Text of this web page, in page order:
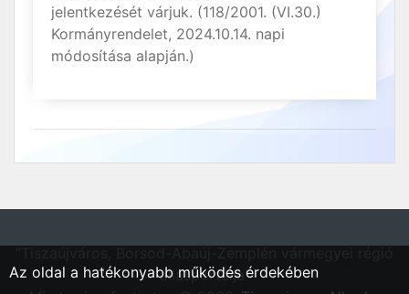
jelentkezését várjuk. (118/2001. (VI.30.)
Kormányrendelet, 2024.10.14. napi
módosítása alapján.)
állásportálja"
Az oldal a hatékonyabb működés érdekében